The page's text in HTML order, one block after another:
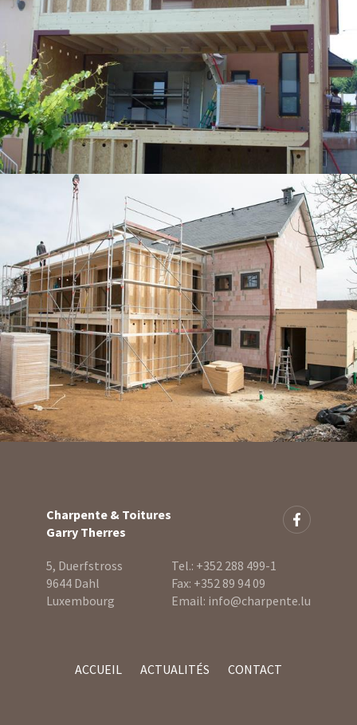
Charpente & Toitures
Garry Therres
5, Duerfstross
9644 Dahl
Luxembourg
Tel.: +352 288 499-1
Fax: +352 89 94 09
Email: info@charpente.lu
ACCUEIL ACTUALITÉS CONTACT